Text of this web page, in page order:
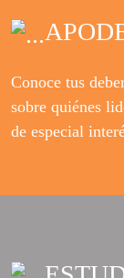
Conoce tus
sobre quiénes
de especial